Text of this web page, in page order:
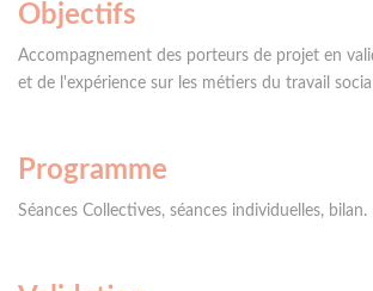
Objectifs
Accompagnement des porteurs de projet en
et de l'expérience sur les métiers du travail social
Programme
Séances Collectives, séances individuelles, bilan.